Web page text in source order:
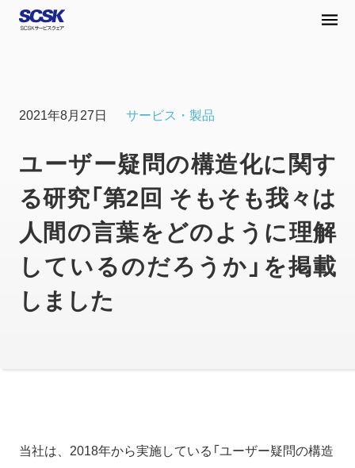
2021年8月27日 サービス・製品
ユーザー疑問の構造化に関す
る研究「第2回 そもそも我々は
人間の言葉をどのように理解
しているのだろうか」を掲載
しました
当社は、2018年から実施している「ユーザー疑問の構造